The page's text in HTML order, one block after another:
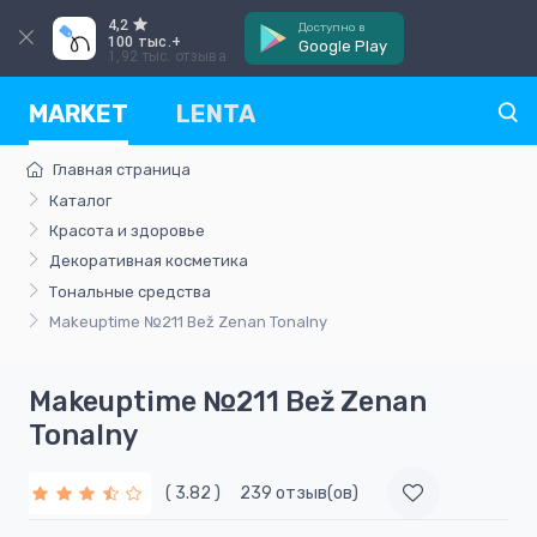
4,2
100 тыс.+
1,92 тыс. отзыва
Доступно в
Google Play
MARKET LENTA
Главная страница
Каталог
Красота и здоровье
Декоративная косметика
Тональные средства
Makeuptime №211 Bež Zenan Tonalny
Makeuptime №211 Bež Zenan
Tonalny
( 3.82 ) 239 отзыв(ов)